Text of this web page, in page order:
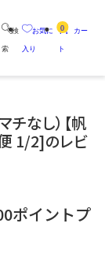
検
索
お気に
入り
0 カー
ト
なし）【帆
便 1/2]のレビ
ポイントプ